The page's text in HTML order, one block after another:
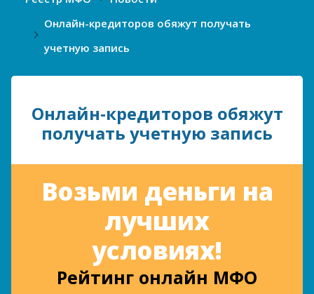
Онлайн-кредиторов обяжут получать
учетную запись
Онлайн-кредиторов обяжут
получать учетную запись
Возьми деньги на
лучших
условиях!
Рейтинг онлайн МФО